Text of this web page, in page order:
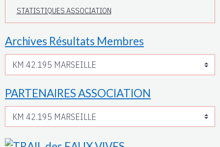
STATISTIQUES ASSOCIATION
Archives Résultats Membres
PARTENAIRES ASSOCIATION